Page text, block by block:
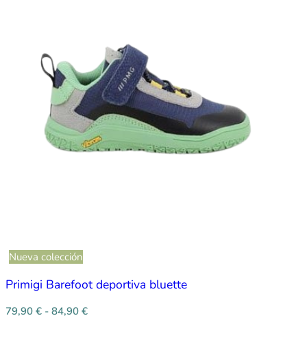
Nueva colección
Primigi Barefoot deportiva bluette
79,90 € - 84,90 €